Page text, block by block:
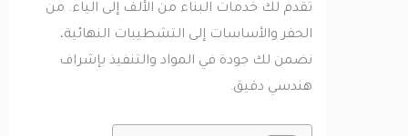
تقدم لك خدمات البناء من الألف إلى الياء. من
الحفر والأساسات إلى التشطيبات النهائية،
نضمن لك جودة في المواد والتنفيذ بإشراف
هندسي دقيق.